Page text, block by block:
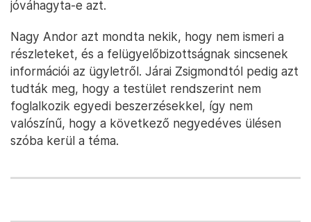
jóváhagyta-e azt.
Nagy Andor azt mondta nekik, hogy nem ismeri a
részleteket, és a felügyelőbizottságnak sincsenek
információi az ügyletről. Járai Zsigmondtól pedig azt
tudták meg, hogy a testület rendszerint nem
foglalkozik egyedi beszerzésekkel, így nem
valószínű, hogy a következő negyedéves ülésen
szóba kerül a téma.